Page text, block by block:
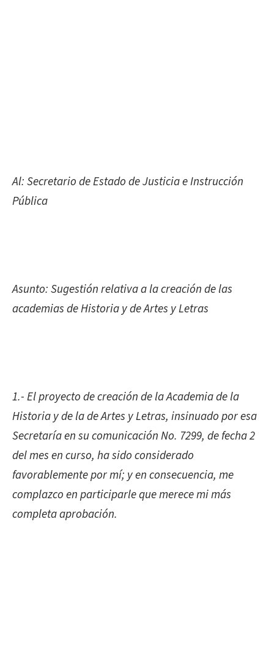
Al: Secretario de Estado de Justicia e Instrucción
Pública
Asunto: Sugestión relativa a la creación de las
academias de Historia y de Artes y Letras
1.- El proyecto de creación de la Academia de la
Historia y de la de Artes y Letras, insinuado por esa
Secretaría en su comunicación No. 7299, de fecha 2
del mes en curso, ha sido considerado
favorablemente por mí; y en consecuencia, me
complazco en participarle que merece mi más
completa aprobación.